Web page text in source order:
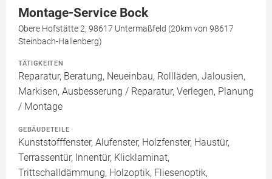
Montage-Service Bock
Obere Hofstätte 2, 98617 Untermaßfeld (20km von 98617
Steinbach-Hallenberg)
TÄTIGKEITEN
Reparatur, Beratung, Neueinbau, Rollläden, Jalousien,
Markisen, Ausbesserung / Reparatur, Verlegen, Planung
/ Montage
GEBÄUDETEILE
Kunststofffenster, Alufenster, Holzfenster, Haustür,
Terrassentür, Innentür, Klicklaminat,
Trittschalldämmung, Holzoptik, Fliesenoptik,